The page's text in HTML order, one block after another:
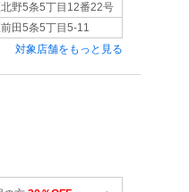
野5条5丁目12番22号
田5条5丁目5-11
対象店舗をもっと見る